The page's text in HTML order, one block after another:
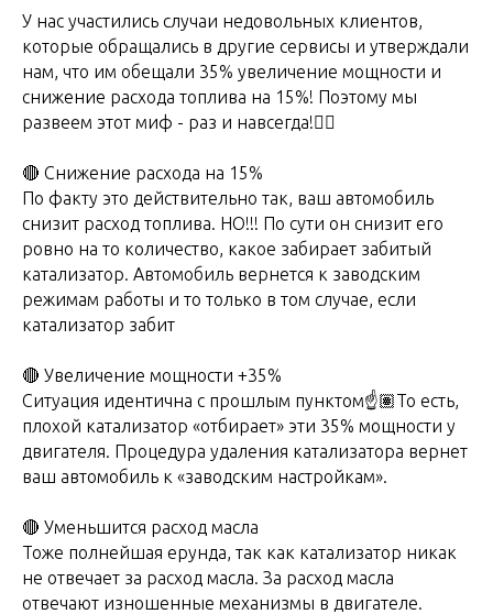
У нас участились случаи недовольных клиентов,
которые обращались в другие сервисы и утверждали
нам, что им обещали 35% увеличение мощности и
снижение расхода топлива на 15%! Поэтому мы
развеем этот миф - раз и навсегда!👇🏻
🔴 Снижение расхода на 15%
По факту это действительно так, ваш автомобиль
снизит расход топлива. НО!!! По сути он снизит его
ровно на то количество, какое забирает забитый
катализатор. Автомобиль вернется к заводским
режимам работы и то только в том случае, если
катализатор забит
🔴 Увеличение мощности +35%
Ситуация идентична с прошлым пунктом☝️🏽То есть,
плохой катализатор «отбирает» эти 35% мощности у
двигателя. Процедура удаления катализатора вернет
ваш автомобиль к «заводским настройкам».
🔴 Уменьшится расход масла
Тоже полнейшая ерунда, так как катализатор никак
не отвечает за расход масла. За расход масла
отвечают изношенные механизмы в двигателе.